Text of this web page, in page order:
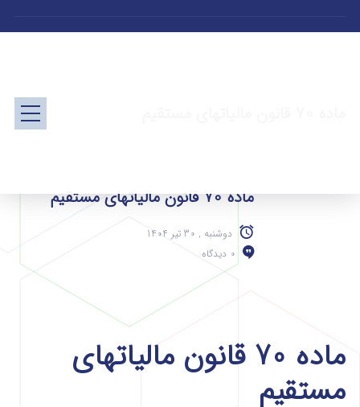
ماده 70 قانون مالیاتهای مستقیم
دوشنبه , 30 تیر 1404
0 دیدگاه
ماده 70 قانون مالیاتهای
مستقیم